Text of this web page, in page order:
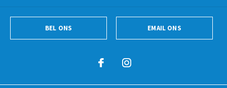
BEL ONS EMAIL ONS